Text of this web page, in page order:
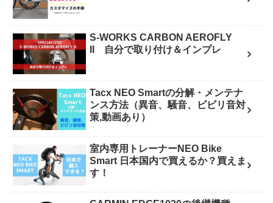
S-WORKS CARBON AEROFLY
II 自分で取り付け＆インプレ
Tacx NEO Smartの分解・メンテナ
ンス方法（異音、騒音、ビビリ音対
策,動画あり）
室内専用トレーナーNEO Bike
Smart 日本国内で買えるか？買えま
す！